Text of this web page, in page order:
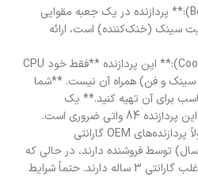
1. **عدم وجود جعبه اصلی (Box):** پردازنده در یک جعبه مقوایی
سینک (خنک‌کننده) است، ارائه
2. **عدم وجود خنک‌کننده (Cooler):** این پردازنده **فقط خود CPU
و فن) همراه آن نیست. **شما
برای آن تهیه کنید.** یک
واتی ضروری است.
3. **تفاوت در گارانتی:** معمولاً پردازنده‌های OEM گارانتی
کوتاه‌مدت‌تری (مثلاً 3 ماه تا 1 سال) توسط فروشنده دارند، در حالی که
نسخه‌های Boxed اصلی اینتل اغلب گارانتی 3 ساله دارند. حتماً شرایط